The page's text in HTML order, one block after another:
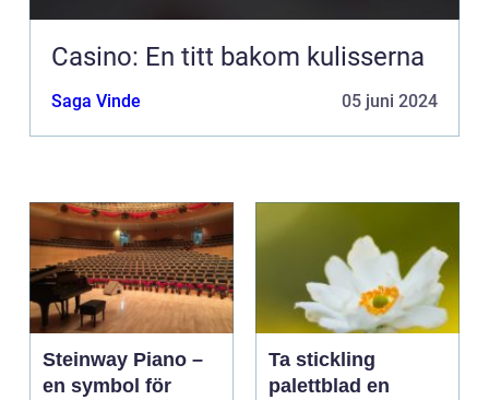
Casino: En titt bakom kulisserna
Saga Vinde 05 juni 2024
Steinway Piano –
en symbol för
Ta stickling
palettblad en